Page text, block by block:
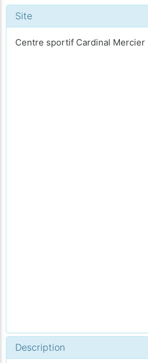
Site
Centre sportif Cardinal Mercier
Description